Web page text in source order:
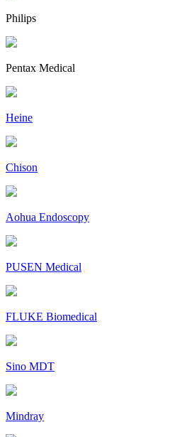
Philips
Pentax Medical
Heine
Chison
Aohua Endoscopy
PUSEN Medical
FLUKE Biomedical
Sino MDT
Mindray